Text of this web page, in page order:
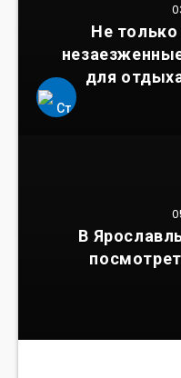
Не
для
В